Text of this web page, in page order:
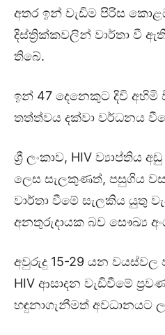
අතර ඉන් වැඩිම පිරිස
දිස්ත්‍රික්කවලින් වාර්තා වී
තිබේ.
ඉන් 47 දෙනෙකුට දිවි අහිමි
තත්ත්වය දක්වා වර්ධනය
ශ්‍රී ලංකාව, HIV ව්‍යාප්තිය
ලෙස සැලකුණත්, පසුගිය
වාර්තා වීමේ සැලකිය යුතු
අනතුරුදායක බව සෞඛ්‍ය
අවුරුදු 15-29 යන
HIV ආසාදන වැඩිවීමේ
හඳුනාගැනීමත්